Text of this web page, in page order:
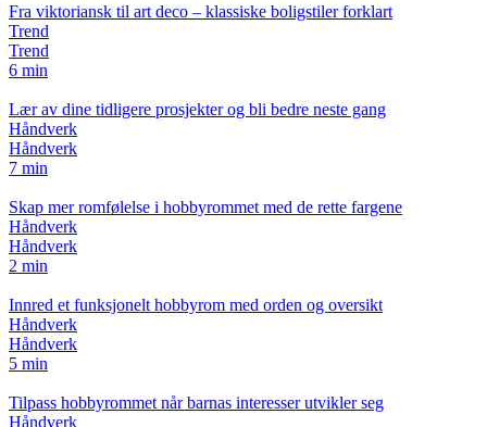
Fra viktoriansk til art deco – klassiske boligstiler forklart
Trend
Trend
6 min
Lær av dine tidligere prosjekter og bli bedre neste gang
Håndverk
Håndverk
7 min
Skap mer romfølelse i hobbyrommet med de rette fargene
Håndverk
Håndverk
2 min
Innred et funksjonelt hobbyrom med orden og oversikt
Håndverk
Håndverk
5 min
Tilpass hobbyrommet når barnas interesser utvikler seg
Håndverk